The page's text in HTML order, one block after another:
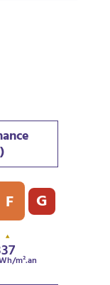
(DPE) : F -
F
m².an
G